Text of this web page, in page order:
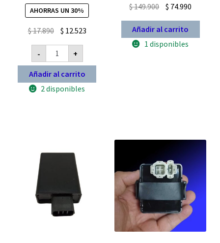
Valorado
con 4.00
AHORRAS UN 30%
$17.890 El
precio
original
era:
$ 17.890.
$ 12.523El
es:
-
CDI
para
motos
125
150
200
conector
+
Añadir al carrito
2 disponibles
$149.900 El
precio
original
era:
$ 74.990
precio
Añadir al carrito
1 disponibles